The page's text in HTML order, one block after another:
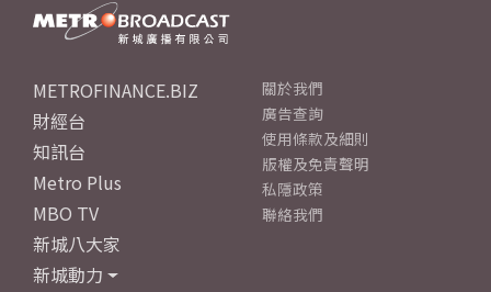
METROFINANCE.BIZ
財經台
知訊台
Metro Plus
MBO TV
新城八大家
新城動力
關於我們
廣告查詢
使用條款及細則
版權及免責聲明
私隱政策
聯絡我們